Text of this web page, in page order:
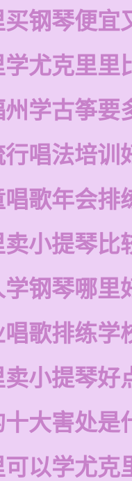
钢琴便宜
尤克里里
学古筝要
唱法培训
歌年会排
小提琴比
钢琴哪里
歌排练学
小提琴好
大害处是
以学尤克